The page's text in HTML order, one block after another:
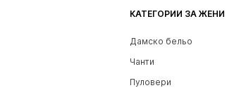
КАТЕГОРИИ ЗА ЖЕНИ
Дамско бельо
Чанти
Пуловери